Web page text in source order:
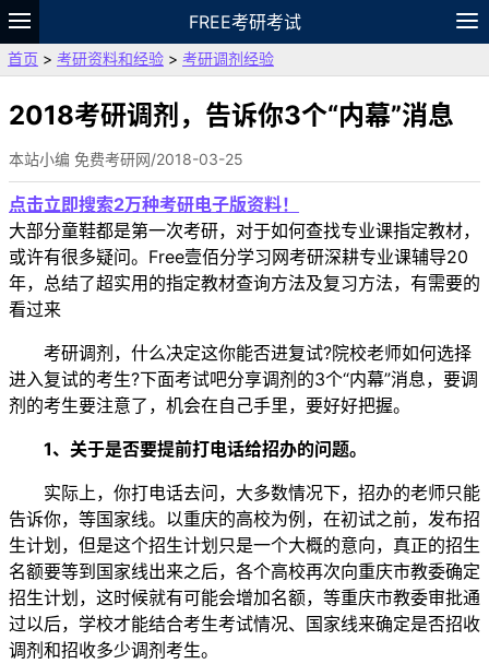
FREE考研考试
题库
故事 专题 APP
VIP
资料
首页 > 考研资料和经验 > 考研调剂经验
2018考研调剂，告诉你3个“内幕”消息
本站小编 免费考研网/2018-03-25
点击立即搜索2万种考研电子版资料！
大部分童鞋都是第一次考研，对于如何查找专业课指定教材，
或许有很多疑问。Free壹佰分学习网考研深耕专业课辅导20
年，总结了超实用的指定教材查询方法及复习方法，有需要的
看过来
考研调剂，什么决定这你能否进复试?院校老师如何选择
进入复试的考生?下面考试吧分享调剂的3个“内幕”消息，要调
剂的考生要注意了，机会在自己手里，要好好把握。
1、关于是否要提前打电话给招办的问题。
实际上，你打电话去问，大多数情况下，招办的老师只能
告诉你，等国家线。以重庆的高校为例，在初试之前，发布招
生计划，但是这个招生计划只是一个大概的意向，真正的招生
名额要等到国家线出来之后，各个高校再次向重庆市教委确定
招生计划，这时候就有可能会增加名额，等重庆市教委审批通
过以后，学校才能结合考生考试情况、国家线来确定是否招收
调剂和招收多少调剂考生。